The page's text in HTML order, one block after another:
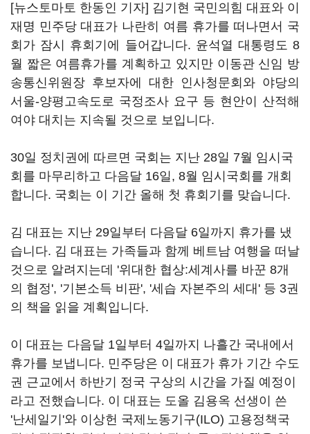
[뉴스토마토 한동인 기자] 김기현 국민의힘 대표와 이
재명 민주당 대표가 나란히 여름 휴가를 떠나면서 국
회가 잠시 휴회기에 들어갑니다. 윤석열 대통령도 8
월 짧은 여름휴가를 계획하고 있지만 이동관 신임 방
송통신위원장 후보자에 대한 인사청문회와 야당의
서울-양평고속도로 국정조사 요구 등 현안이 산적해
여야 대치는 지속될 것으로 보입니다.
30일 정치권에 따르면 국회는 지난 28일 7월 임시국
회를 마무리하고 다음달 16일, 8월 임시국회를 개회
합니다. 국회는 이 기간 올해 첫 휴회기를 맞습니다.
김 대표는 지난 29일부터 다음달 6일까지 휴가를 냈
습니다. 김 대표는 가족들과 함께 베트남 여행을 떠날
것으로 알려지는데 '위대한 협상:세계사를 바꾼 8개
의 협정', '기본소득 비판', '세습 자본주의 세대' 등 3권
의 책을 읽을 계획입니다.
이 대표는 다음달 1일부터 4일까지 나흘간 국내에서
휴가를 보냅니다. 민주당은 이 대표가 휴가 기간 수도
권 근교에서 하반기 정국 구상의 시간을 가질 예정이
라고 전했습니다. 이 대표는 도올 김용옥 선생이 쓴
'난세일기'와 이상헌 국제노동기구(ILO) 고용정책국